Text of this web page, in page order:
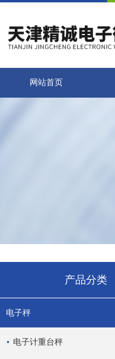
网站首页
产品分类
电子秤
电子计重台秤